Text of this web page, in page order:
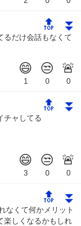
🔝 ⏬
るだけ会話もなくて
🔝 ⏬
チャしてる
🔝 ⏬
なくて何かメリット
楽しくなるかもしれ